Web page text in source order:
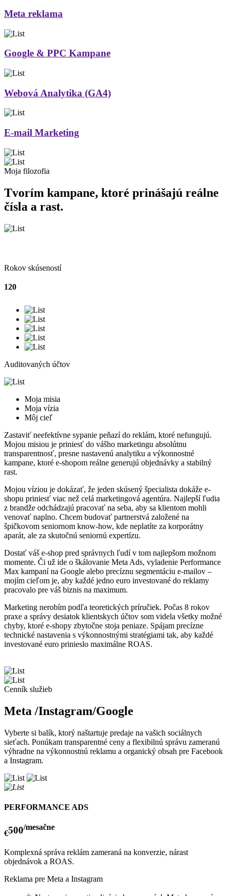
Meta reklama
Google & PPC Kampane
Webová Analytika (GA4)
E-mail Marketing
Moja filozofia
Tvorím kampane, ktoré prinášajú reálne
čísla a rast.
Rokov skúseností
120
Auditovaných účtov
Moja misia
Moja vízia
Môj cieľ
Zastaviť neefektívne sypanie peňazí do reklám, ktoré nefungujú.
Mojou misiou je priniesť do vášho marketingu absolútnu
transparentnosť, presne nastavenú analytiku a výkonnostné
kampane, ktoré e-shopom reálne generujú objednávky a stabilný
rast.
Mojou víziou je dokázať, že jeden skúsený špecialista dokáže e-
shopu priniesť viac než celá marketingová agentúra. Najlepší ľudia
z brandže odchádzajú pracovať na seba, aby sa klientom mohli
venovať naplno. Chcem budovať partnerstvá založené na
špičkovom seniornom know-how, kde neplatíte za korporátny
aparát, ale za skutočnú seniornú expertízu.
Dostať váš e-shop pred správnych ľudí v tom najlepšom možnom
momente. Či už ide o škálovanie Meta Ads, vyladenie Performance
Max kampaní na Google alebo precíznu segmentáciu e-mailov –
mojím cieľom je, aby každé jedno euro investované do reklamy
pracovalo pre váš biznis na maximum.
Marketing nerobím podľa teoretických príručiek. Počas 8 rokov
praxe a správy desiatok klientskych účtov som videla všetky možné
chyby, ktoré e-shopy zbytočne stoja peniaze. Spájam precízne
technické nastavenia s výkonnostnými stratégiami tak, aby každé
investované euro prinieslo maximálne ROAS.
Cenník služieb
Meta /Instagram/Google
Vyberte si balík, ktorý naštartuje predaje na vašich sociálnych
sieťach. Ponúkam transparentné ceny a flexibilnú správu zameranú
výhradne na výkonnostnú reklamu a organický obsah pre Facebook
a Instagram.
PERFORMANCE ADS
€500/mesačne
Komplexná správa reklám zameraná na konverzie, nárast
objednávok a ROAS.
Reklama pre Meta a Instagram